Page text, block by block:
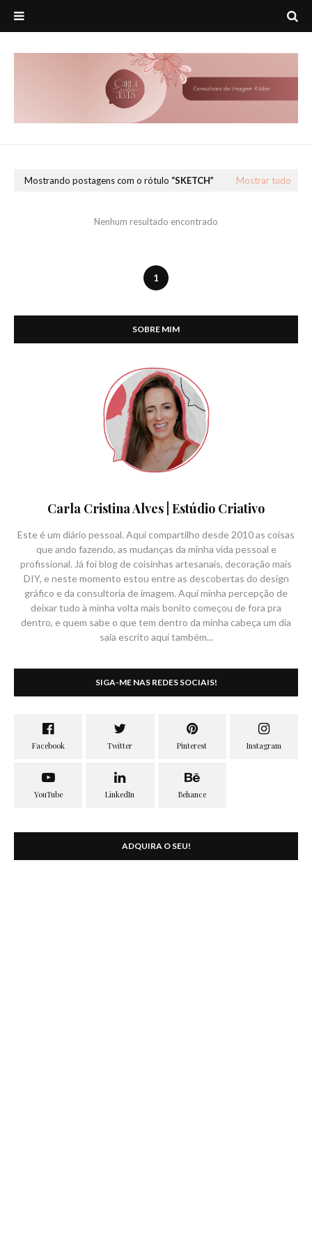
Mostrando postagens com o rótulo SKETCH Mostrar tudo
Nenhum resultado encontrado
1
SOBRE MIM
Carla Cristina Alves | Estúdio Criativo
Este é um diário pessoal. Aqui compartilho desde 2010 as coisas
que ando fazendo, as mudanças da minha vida pessoal e
profissional. Já foi blog de coisinhas artesanais, decoração mais
DIY, e neste momento estou entre as descobertas do design
gráfico e da consultoria de imagem. Aqui minha percepção de
deixar tudo à minha volta mais bonito começou de fora pra
dentro, e quem sabe o que tem dentro da minha cabeça um dia
saia escrito aqui também...
SIGA-ME NAS REDES SOCIAIS!
ADQUIRA O SEU!